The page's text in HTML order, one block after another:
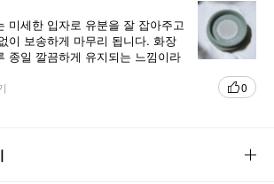
미세한 입자로 유분을 잘 잡아주고
이 보송하게 마무리 됩니다. 화장
종일 깔끔하게 유지되는 느낌이라
0